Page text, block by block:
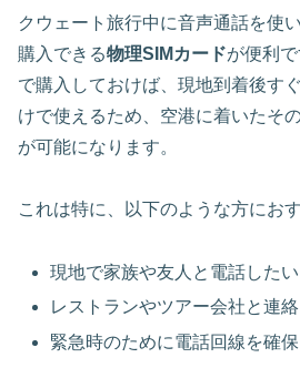
クウェート旅行中に音声通話を使
購入できる物理SIMカードが便利
で購入しておけば、現地到着後す
けで使えるため、空港に着いたそ
が可能になります。
これは特に、以下のような方にお
現地で家族や友人と電話したい
レストランやツアー会社と連
緊急時のために電話回線を確